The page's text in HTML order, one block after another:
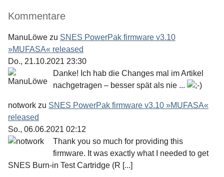
Kommentare
ManuLöwe zu SNES PowerPak firmware v3.10
»MUFASA« released
Do., 21.10.2021 23:30
Danke! Ich hab die Changes mal im Artikel
nachgetragen – besser spät als nie ...
notwork zu SNES PowerPak firmware v3.10 »MUFASA«
released
So., 06.06.2021 02:12
Thank you so much for providing this
firmware. It was exactly what I needed to get
SNES Burn-in Test Cartridge (R [...]